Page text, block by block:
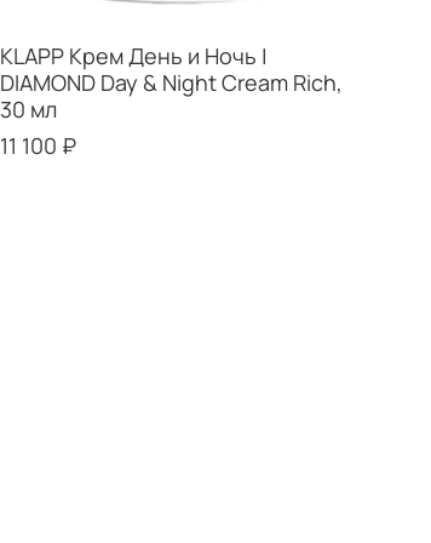
KLAPP Крем День и Ночь |
DIAMOND Day & Night Cream Rich,
30 мл
11 100 ₽